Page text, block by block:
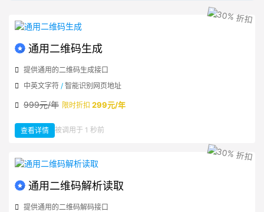
通用二维码生成
提供通用的二维码生成接口
中英文字符 / 智能识别网页地址
999元/年 限时折扣 299元/年
查看详情 ：
通
码
生
成
被调用于 1 秒前
通用二维码解析读取
提供通用的二维码解码接口